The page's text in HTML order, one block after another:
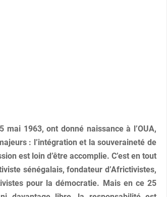
1963, ont donné naissance à l’OUA,
: l’intégration et la souveraineté de
est loin d’être accomplie. C’est en tout
sénégalais, fondateur d’Africtivistes,
pour la démocratie. Mais en ce 25